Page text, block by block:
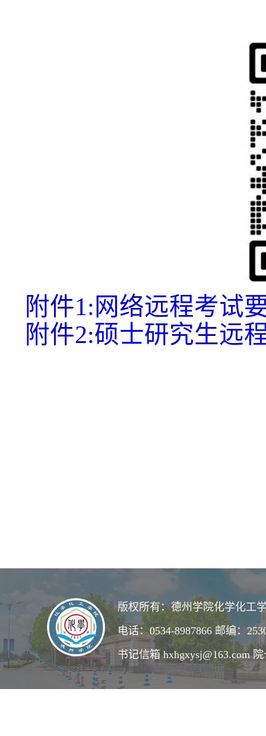
附件1:网络远程考试
附件2:硕士研究生远
版权所有：德州学院化学化工
电话：0534-8987866 邮编：
书记信箱 hxhgxysj@163.com